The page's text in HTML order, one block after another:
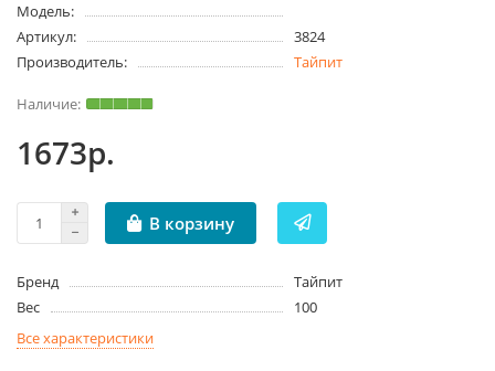
Модель:
Артикул:
3824
Производитель:
Тайпит
1673р.
В корзину
Бренд
Тайпит
Вес
100
Все характеристики